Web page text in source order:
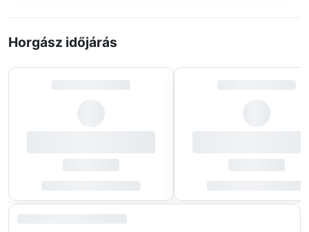
Horgász időjárás